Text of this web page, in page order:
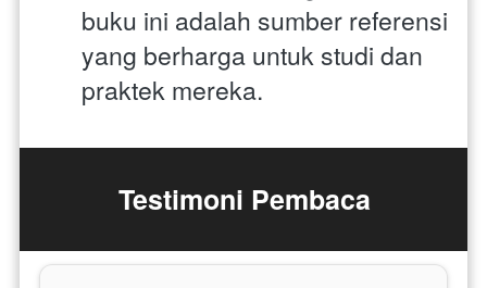
buku ini adalah sumber referensi
yang berharga untuk studi dan
praktek mereka.
Testimoni Pembaca